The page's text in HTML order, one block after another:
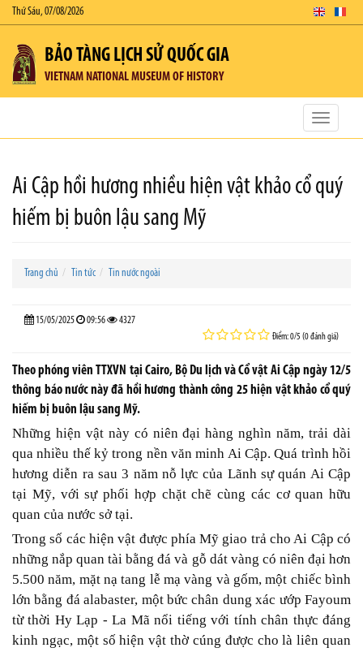
Thứ Sáu, 07/08/2026
BẢO TÀNG LỊCH SỬ QUỐC GIA
VIETNAM NATIONAL MUSEUM OF HISTORY
Toggle
Ai Cập hồi hương nhiều hiện vật khảo cổ quý
hiếm bị buôn lậu sang Mỹ
Trang chủ Tin tức Tin nước ngoài
15/05/2025 09:56 4327
Điểm: 0/5 (0 đánh giá)
Theo phóng viên TTXVN tại Cairo, Bộ Du lịch và Cổ vật Ai Cập ngày 12/5
thông báo nước này đã hồi hương thành công 25 hiện vật khảo cổ quý
hiếm bị buôn lậu sang Mỹ.
Những hiện vật này có niên đại hàng nghìn năm, trải dài
qua nhiều thế kỷ trong nền văn minh Ai Cập. Quá trình hồi
hương diễn ra sau 3 năm nỗ lực của Lãnh sự quán Ai Cập
tại Mỹ, với sự phối hợp chặt chẽ cùng các cơ quan hữu
quan của nước sở tại.
Trong số các hiện vật được phía Mỹ giao trả cho Ai Cập có
những nắp quan tài bằng đá và gỗ dát vàng có niên đại hơn
5.500 năm, mặt nạ tang lễ mạ vàng và gốm, một chiếc bình
lớn bằng đá alabaster, một bức chân dung xác ướp Fayoum
từ thời Hy Lạp - La Mã nổi tiếng với tính chân thực đáng
kinh ngạc, một số hiện vật thờ cúng được cho là liên quan